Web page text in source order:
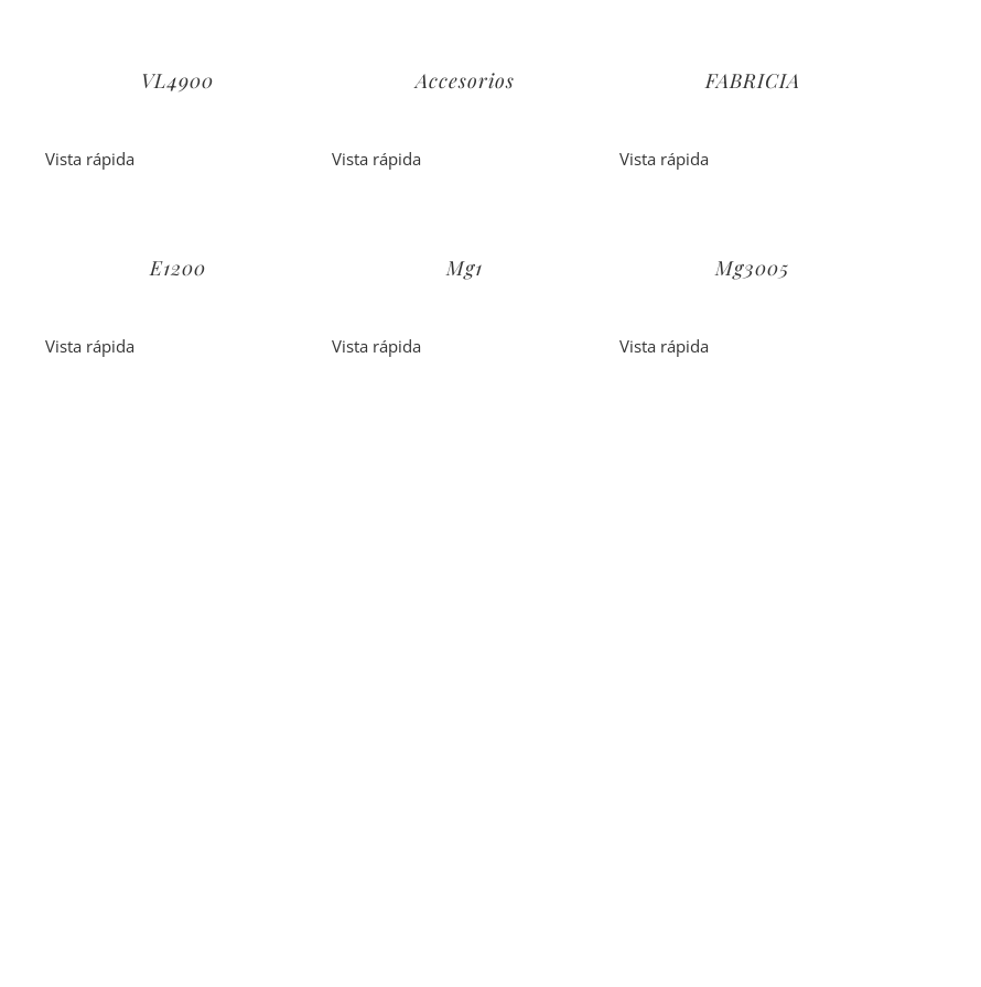
VL4900
Vista rápida
Accesorios
Vista rápida
FABRICIA
Vista rápida
E1200
Vista rápida
Mg1
Vista rápida
Mg3005
Vista rápida